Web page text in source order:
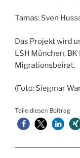
Tamas: Sven
Das Projekt wird
LSH München, BK
Migrationsbeirat.
(Foto: Siegmar
Teile diesen Beitrag